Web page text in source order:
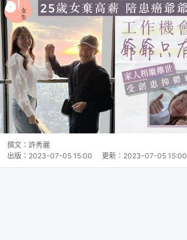
撰文： 許秀麗
出版： 2023-07-05 15:00 更新： 2023-07-05 15:00